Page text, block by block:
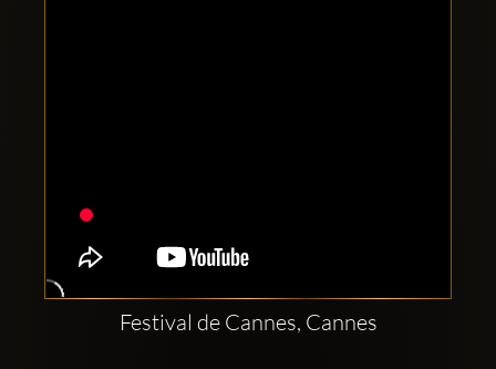
Festival de Cannes, Cannes